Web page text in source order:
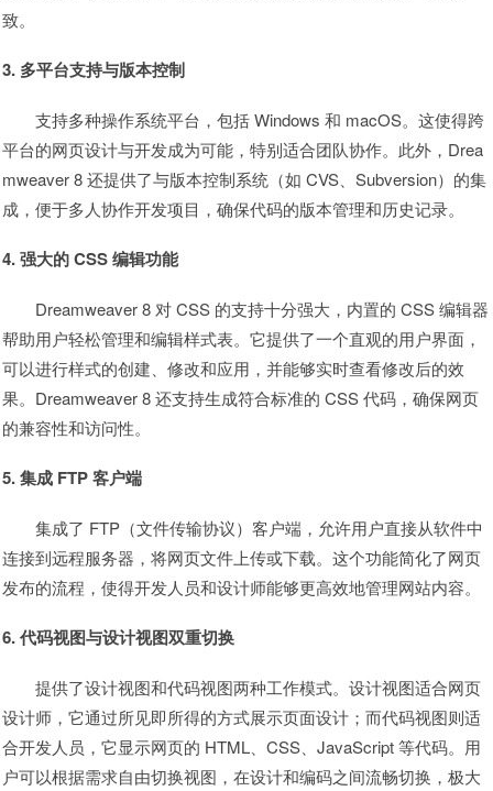
致。
3. 多平台支持与版本控制
支持多种操作系统平台，包括 Windows 和 macOS。这使得跨
平台的网页设计与开发成为可能，特别适合团队协作。此外，Drea
mweaver 8 还提供了与版本控制系统（如 CVS、Subversion）的集
成，便于多人协作开发项目，确保代码的版本管理和历史记录。
4. 强大的 CSS 编辑功能
Dreamweaver 8 对 CSS 的支持十分强大，内置的 CSS 编辑器
帮助用户轻松管理和编辑样式表。它提供了一个直观的用户界面，
可以进行样式的创建、修改和应用，并能够实时查看修改后的效
果。Dreamweaver 8 还支持生成符合标准的 CSS 代码，确保网页
的兼容性和访问性。
5. 集成 FTP 客户端
集成了 FTP（文件传输协议）客户端，允许用户直接从软件中
连接到远程服务器，将网页文件上传或下载。这个功能简化了网页
发布的流程，使得开发人员和设计师能够更高效地管理网站内容。
6. 代码视图与设计视图双重切换
提供了设计视图和代码视图两种工作模式。设计视图适合网页
设计师，它通过所见即所得的方式展示页面设计；而代码视图则适
合开发人员，它显示网页的 HTML、CSS、JavaScript 等代码。用
户可以根据需求自由切换视图，在设计和编码之间流畅切换，极大